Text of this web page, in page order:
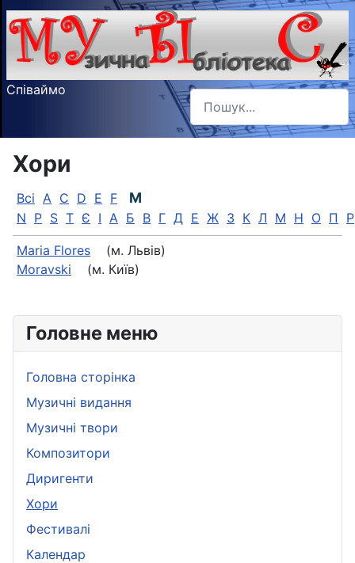
Співаймо Пошук
Type 2 or more characters
Головне меню
Головна сторінка
Музичні видання
Музичні твори
Композитори
Диригенти
Хори
Фестивалі
Календар
Хори
Всі A C D E F M
N P S T Є І А Б В Г Д Е Ж З К Л М Н О П Р
Maria Flores (м. Львів)
Moravski (м. Київ)